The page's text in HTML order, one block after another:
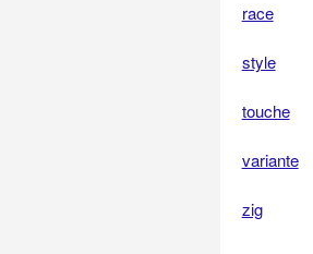
race
style
touche
variante
zig